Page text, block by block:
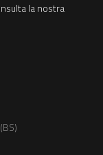
la nostra